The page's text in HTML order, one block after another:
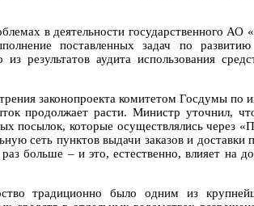
в деятельности государственного АО
поставленных задач по
результатов аудита использования
законопроекта комитетом Госдумы по
продолжает расти. Министр уточнил,
посылок, которые осуществлялись через
сеть пунктов выдачи заказов и доставки
больше – и это, естественно, влияет на
традиционно было одним из